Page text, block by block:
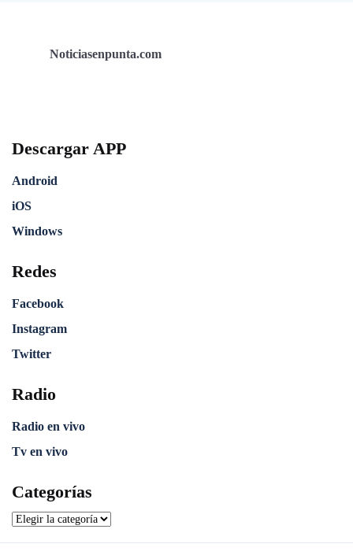
Noticiasenpunta.com
Descargar APP
Android
iOS
Windows
Redes
Facebook
Instagram
Twitter
Radio
Radio en vivo
Tv en vivo
Categorías